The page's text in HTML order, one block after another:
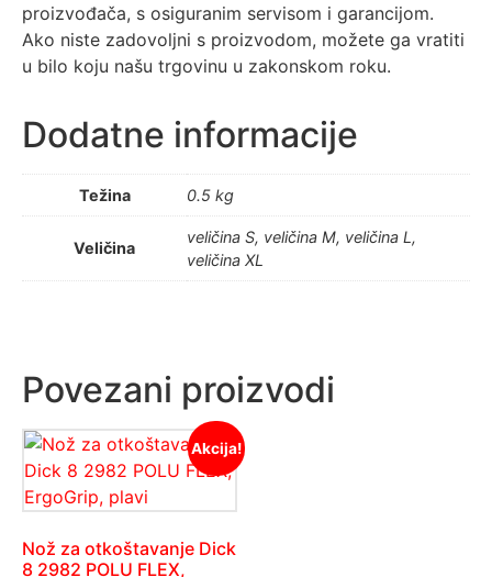
proizvođača, s osiguranim servisom i garancijom.
Ako niste zadovoljni s proizvodom, možete ga vratiti
u bilo koju našu trgovinu u zakonskom roku.
Dodatne informacije
Težina 0.5 kg
Veličina
veličina S, veličina M, veličina L,
veličina XL
Povezani proizvodi
Akcija!
Nož za otkoštavanje Dick
8 2982 POLU FLEX,